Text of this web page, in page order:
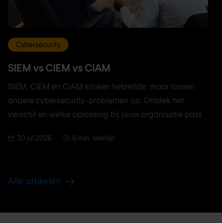
Cybersecurity
SIEM vs CIEM vs CIAM
SIEM, CIEM en CIAM klinken hetzelfde, maar lossen
andere cybersecurity-problemen op. Ontdek het
verschil en welke oplossing bij jouw organisatie past.
30 jul 2026 6 min. leestijd
Alle artikelen